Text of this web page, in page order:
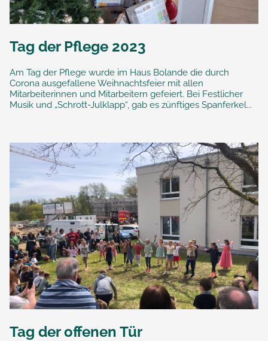
Tag der Pflege 2023
Am Tag der Pflege wurde im Haus Bolande die durch
Corona ausgefallene Weihnachtsfeier mit allen
Mitarbeiterinnen und Mitarbeitern gefeiert. Bei Festlicher
Musik und „Schrott-Julklapp“, gab es zünftiges Spanferkel...
Tag der offenen Tür